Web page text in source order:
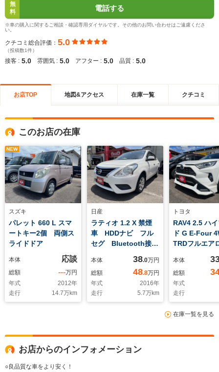
無
料
電話する
※車の購入に関するご相談・確認専用ダイヤルです。その他のお問い合わせはご遠慮くださ
い。
クチコミ総合評価： 5.0
（投稿数1件）
接客 : 5.0 雰囲気 : 5.0 アフター : 5.0 品質 : 5.0
お店TOP 地図&アクセス 在庫一覧 クチコミ
このお店の在庫
NEW
スズキ
パレット 660 L スマ
ートキー2個 両側ス
ライドドア
本体 応談
総額 ---万円
年式
2012年
走行
14.7万km
日産
ラティオ 1.2 X 禁煙
車 HDDナビ フル
セグ Bluetooth接
ーレス ライトレベラ
イザー 横滑り防止装
置 ドラレコ ETC
本体 38.0万円
総額
48.8万円
年式
2016年
走行
5.7万km
トヨタ
RAV4 2.5 ハ
ド G E-Four
TRDフルエ
ーナー 禁煙
本体
総額
年式
走行
在庫一覧を見る
お店からのインフォメーション
○良品質な車をより安く！